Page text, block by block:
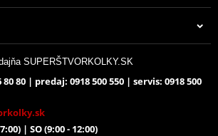
SUPERŠTVORKOLKY.SK
80 80 | predaj: 0918 500 550 | servis: 0918 500
| SO (9:00 - 12:00)